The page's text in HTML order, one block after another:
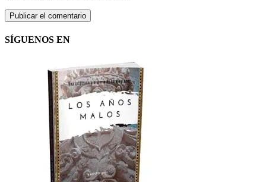
SÍGUENOS EN